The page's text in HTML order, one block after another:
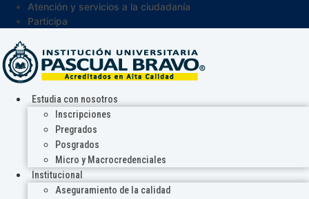
Atención y servicios a la ciudadanía
Participa
Estudia con nosotros
Inscripciones
Pregrados
Posgrados
Micro y Macrocredenciales
Institucional
Aseguramiento de la calidad